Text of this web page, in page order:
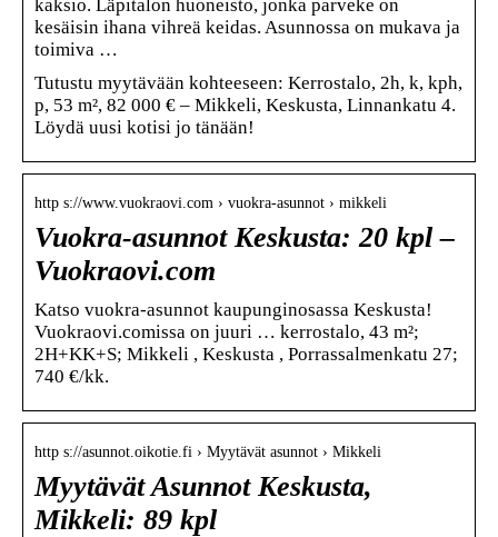
kaksio. Läpitalon huoneisto, jonka parveke on
kesäisin ihana vihreä keidas. Asunnossa on mukava ja
toimiva …
Tutustu myytävään kohteeseen: Kerrostalo, 2h, k, kph,
p, 53 m², 82 000 € – Mikkeli, Keskusta, Linnankatu 4.
Löydä uusi kotisi jo tänään!
http s://www.vuokraovi.com › vuokra-asunnot › mikkeli
Vuokra-asunnot Keskusta: 20 kpl –
Vuokraovi.com
Katso vuokra-asunnot kaupunginosassa Keskusta!
Vuokraovi.comissa on juuri … kerrostalo, 43 m²;
2H+KK+S; Mikkeli , Keskusta , Porrassalmenkatu 27;
740 €/kk.
http s://asunnot.oikotie.fi › Myytävät asunnot › Mikkeli
Myytävät Asunnot Keskusta,
Mikkeli: 89 kpl